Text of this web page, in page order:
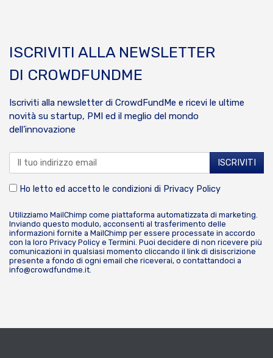
ISCRIVITI ALLA NEWSLETTER
DI CROWDFUNDME
Iscriviti alla newsletter di CrowdFundMe e ricevi le ultime
novità su startup, PMI ed il meglio del mondo
dell’innovazione
Ho letto ed accetto le condizioni di Privacy Policy
Utilizziamo MailChimp come piattaforma automatizzata di marketing.
Inviando questo modulo, acconsenti al trasferimento delle
informazioni fornite a MailChimp per essere processate in accordo
con la loro Privacy Policy e Termini. Puoi decidere di non ricevere più
comunicazioni in qualsiasi momento cliccando il link di disiscrizione
presente a fondo di ogni email che riceverai, o contattandoci a
info@crowdfundme.it.